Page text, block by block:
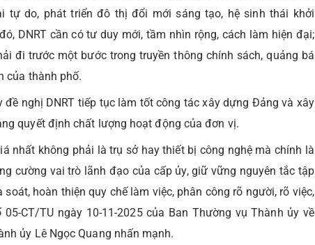
tự do, phát triển đô thị đổi mới sáng tạo, hệ sinh thái khởi
DNRT cần có tư duy mới, tầm nhìn rộng, cách làm hiện đại;
đi trước một bước trong truyền thông chính sách, quảng bá
của thành phố.
nghị DNRT tiếp tục làm tốt công tác xây dựng Đảng và xây
quyết định chất lượng hoạt động của đơn vị.
nhất không phải là trụ sở hay thiết bị công nghệ mà chính là
cường vai trò lãnh đạo của cấp ủy, giữ vững nguyên tắc tập
hoàn thiện quy chế làm việc, phân công rõ người, rõ việc,
CT/TU ngày 10-11-2025 của Ban Thường vụ Thành ủy về
ủy Lê Ngọc Quang nhấn mạnh.